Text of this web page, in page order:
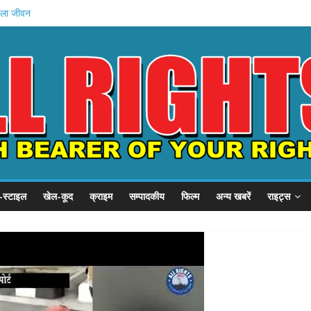
जीवन
में मौत
पहल .
का हल्ला बोल
खेल-कूद क्राइम सम्पादकीय फिल्म अन्य खबरें राइट्स